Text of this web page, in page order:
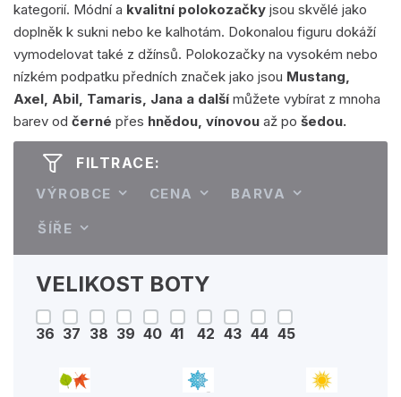
kategorií. Módní a kvalitní polokozačky jsou skvělé jako
doplněk k sukni nebo ke kalhotám. Dokonalou figuru dokáží
vymodelovat také z džínsů. Polokozačky na vysokém nebo
nízkém podpatku předních značek jako jsou Mustang,
Axel, Abil, Tamaris, Jana a další můžete vybírat z mnoha
barev od černé přes hnědou, vínovou až po šedou.
FILTRACE:
VÝROBCE CENA BARVA
ŠÍŘE
VELIKOST BOTY
36 37 38 39 40 41 42 43 44 45